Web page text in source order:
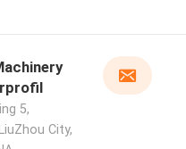
5,
City,